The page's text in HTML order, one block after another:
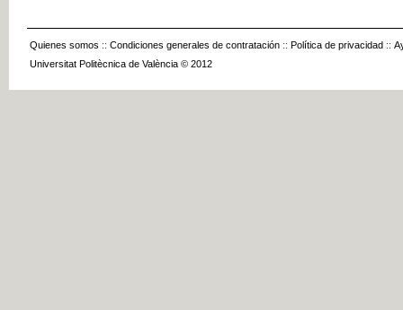
Quienes somos :: Condiciones generales de contratación :: Política de privacidad ::
Universitat Politècnica de València © 2012